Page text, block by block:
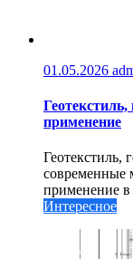
01.05.2026
Геотекстиль,
применение
Геотекстиль,
современные
применение в
Интересное